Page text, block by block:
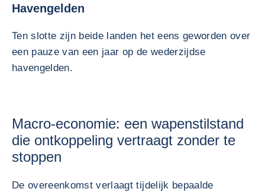
Havengelden
Ten slotte zijn beide landen het eens geworden over
een pauze van een jaar op de wederzijdse
havengelden.
Macro-economie: een wapenstilstand
die ontkoppeling vertraagt zonder te
stoppen
De overeenkomst verlaagt tijdelijk bepaalde